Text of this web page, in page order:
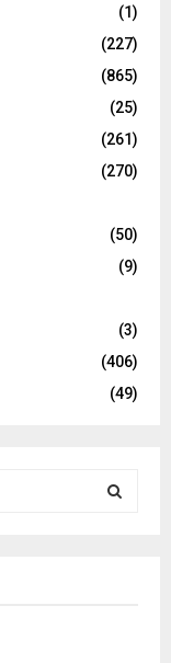
(1)
(227)
(865)
(25)
(261)
(270)
(50)
(9)
(3)
(406)
(49)